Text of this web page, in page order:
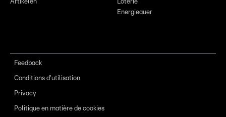
Artikelen
Loterie
Energieauer
Feedback
Conditions d'utilisation
Privacy
Politique en matière de cookies